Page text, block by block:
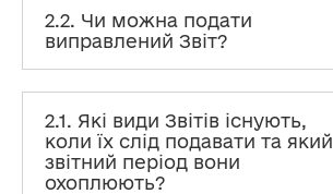
2.2. Чи можна подати
виправлений Звіт?
2.1. Які види Звітів існують,
коли їх слід подавати та який
звітний період вони
охоплюють?